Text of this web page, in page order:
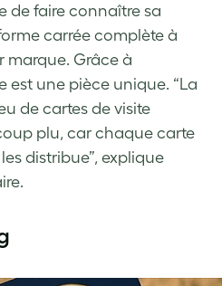
de faire connaître sa
carrée complète à
marque. Grâce à
est une pièce unique. “La
de cartes de visite
plu, car chaque carte
distribue”, explique